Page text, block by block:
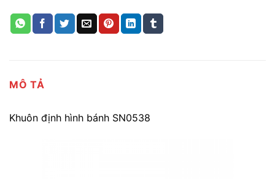
MÔ TẢ
Khuôn định hình bánh SN0538